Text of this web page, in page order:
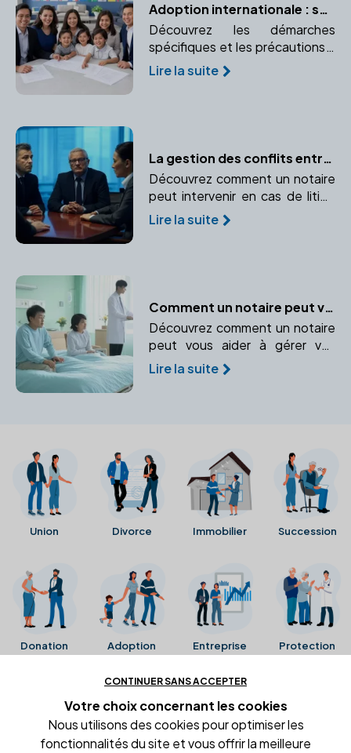
Adoption internationale : spécificités et précautions
Découvrez les démarches
spécifiques et les précautions à
prendre pour une adoption à
l'étranger. Comprendre le rôle
Lire la suite
La gestion des conflits entre associés : le rôle du notaire
Découvrez comment un notaire
peut intervenir en cas de litige
entre associés et prévenir les
conflits. Points clefs : Médiation
Lire la suite
Comment un notaire peut vous aider en cas d'incapacité temporaire
Découvrez comment un notaire
peut vous aider à gérer vos
biens et vos intérêts en cas
d'incapacité temporaire.
Lire la suite
Union Divorce Immobilier Succession
Donation Adoption Entreprise Protection
Ces avis proviennent directement de la fiche Google
Business de l'office notarial. Ils n'ont ni été collectés ni
été vérifiés par Alexia.fr.
CONTINUER SANS ACCEPTER
Votre choix concernant les cookies
Nous utilisons des cookies pour optimiser les
fonctionnalités du site et vous offrir la meilleure